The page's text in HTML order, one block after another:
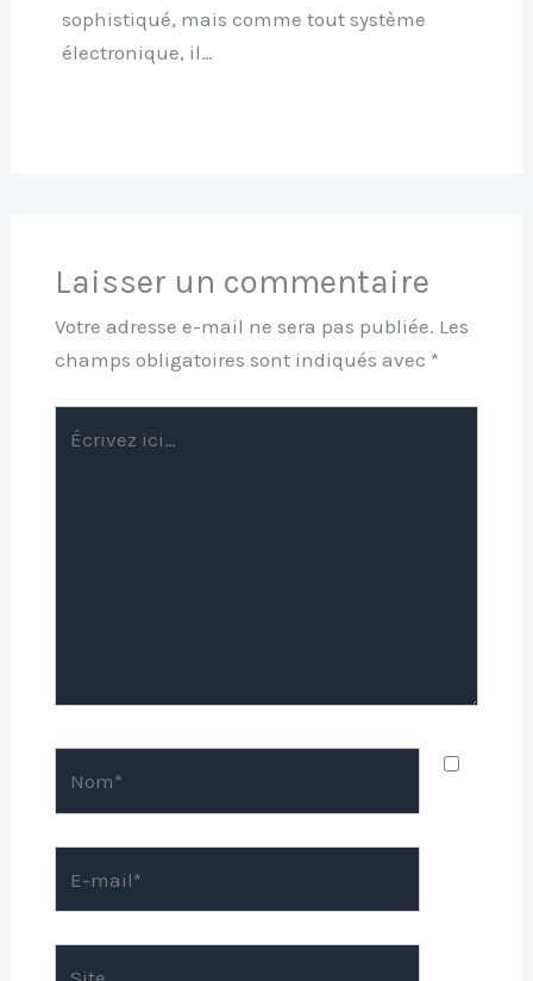
sophistiqué, mais comme tout système
électronique, il…
Laisser un commentaire
Votre adresse e-mail ne sera pas publiée. Les
champs obligatoires sont indiqués avec *
mail*